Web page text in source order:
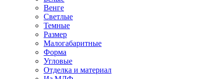
Венге
Светлые
Темные
Размер
Малогабаритные
Форма
Угловые
Отделка и материал